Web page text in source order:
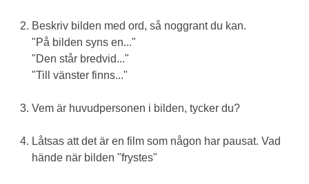
Beskriv bilden med ord, så noggrant du kan.
"På bilden syns en..."
"Den står bredvid..."
"Till vänster finns..."
Vem är huvudpersonen i bilden, tycker du?
Låtsas att det är en film som någon har pausat. Vad
hände när bilden "frystes"